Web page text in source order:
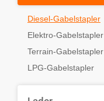
Diesel-Gabelstapler
Elektro-Gabelstapler
Terrain-Gabelstapler
LPG-Gabelstapler